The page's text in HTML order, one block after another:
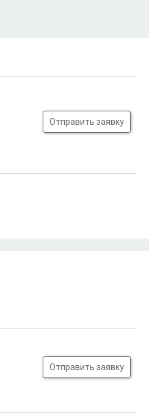
Отправить заявку
Отправить заявку